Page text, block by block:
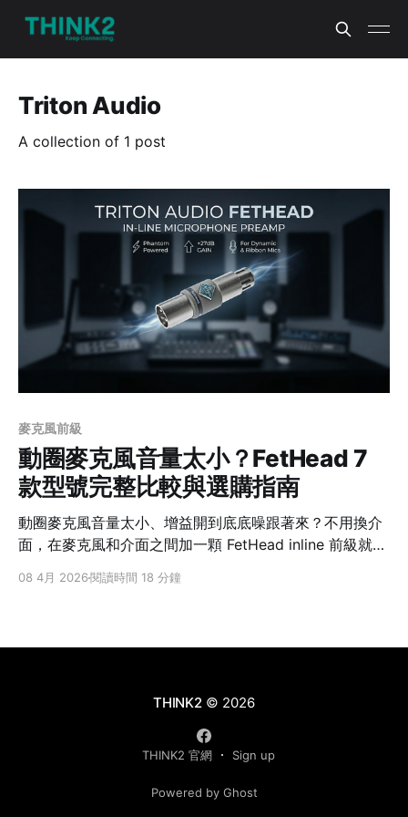
Triton Audio
A collection of 1 post
麥克風前級
動圈麥克風音量太小？FetHead 7
款型號完整比較與選購指南
動圈麥克風音量太小、增益開到底底噪跟著來？不用換介
面，在麥克風和介面之間加一顆 FetHead inline 前級就能
適用情境和選購建議。
08 4月 2026閱讀時間 18 分鐘
THINK2© 2026
THINK2 官網 Sign up
Powered by Ghost